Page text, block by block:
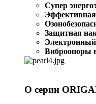
Супер
Эффективная
Защитная
Виброопоры
О серии